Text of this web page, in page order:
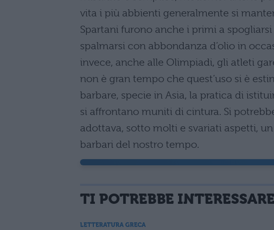
vita i più abbienti generalmente si
Spartani furono anche i primi a
spalmarsi con abbondanza d’olio in
invece, anche alle Olimpiadi, gli atleti
non è gran tempo che quest’uso si è
barbare, specie in Asia, la pratica di
si affrontano muniti di cintura. Si
adottava, sotto molti e svariati aspetti,
barbari del nostro tempo.
TI POTREBBE INTERESSARE
LETTERATURA GRECA